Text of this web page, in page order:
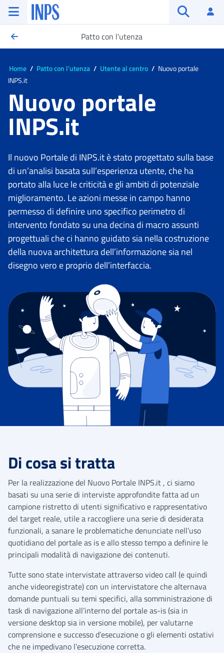
Vai al menu principale
Vai al contenuto principale
Vai al pie' di pagina
INPS ()
Apri cerca
Patto con l'utenza
Home Patto con l’utenza Utente al centro
Nuovo portale
INPS.it
Nuovo portale
INPS.it
Il nuovo Portale di INPS.it è stato progettato sulla base
di un’analisi basata sull’esperienza utente, che ha
portato alla luce le criticità e gli ambiti di potenziale
miglioramento. Le azioni messe in campo hanno
permesso di definire uno specifico perimetro di
intervento fondato su una decina di macro assunti
progettuali che ci hanno guidato sia nella costruzione
della nuova architettura dell’informazione sia nel
disegno vero e proprio dell’interfaccia.
Di cosa si tratta
Per la realizzazione del Nuovo Portale INPS.it , ci siamo
basati su una serie di interviste approfondite fatta ad un
campione ristretto di utenti significativo e rappresentativo
del target reale, utile a raccogliere una serie di desiderata
funzionali, a sanare le problematiche denunciate nell’uso
quotidiano del portale as is e allo stesso tempo a definire le
principali modalità di navigazione dei contenuti.
Tutte sono state intervistate attraverso video call (e quindi
anche videoregistrate) con un intervistatore che alternava
domande puntuali su temi specifici, alla somministrazione di
task di navigazione all’interno del portale as-is (sia in
versione desktop sia in versione mobile), per valutarne
comprensione e successo d’esecuzione o gli elementi ostativi
che ne impedivano l’esecuzione corretta.